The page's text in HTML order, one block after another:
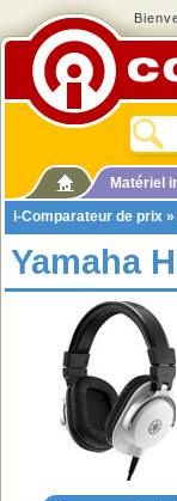
Matériel
i-Comparateur de prix »
Yamaha